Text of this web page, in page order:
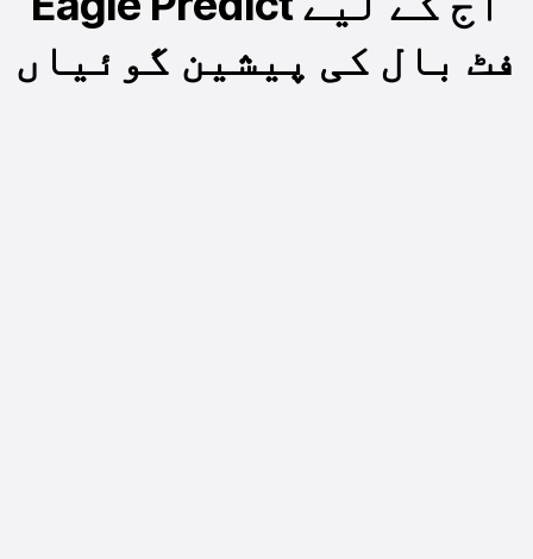
فٹ بال کی پیشین گوئیاں